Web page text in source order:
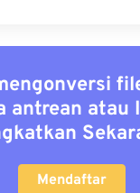
antrean atau
Mendaftar